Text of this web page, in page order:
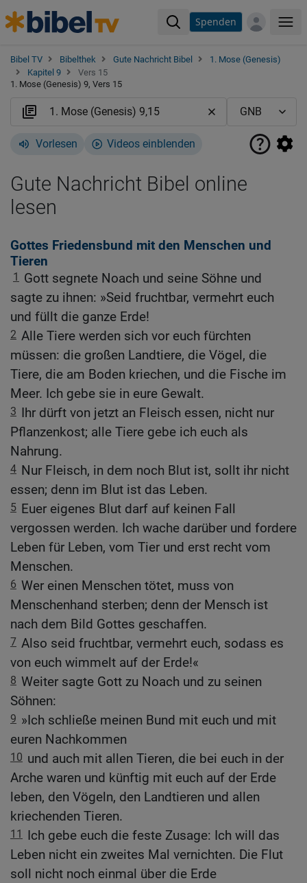
Spenden
Bibel TV Bibelthek Gute Nachricht Bibel
1. Mose (Genesis)
Kapitel 9
Vers 15
1. Mose (Genesis) 9, Vers 15
Vorlesen Videos einblenden
Gute Nachricht Bibel online
lesen
Gottes Friedensbund mit den Menschen und
Tieren
1
Gott segnete Noach und seine Söhne und
sagte zu ihnen: »Seid fruchtbar, vermehrt euch
und füllt die ganze Erde!
2 Alle Tiere werden sich vor euch fürchten
müssen: die großen Landtiere, die Vögel, die
Tiere, die am Boden kriechen, und die Fische im
Meer. Ich gebe sie in eure Gewalt.
3 Ihr dürft von jetzt an Fleisch essen, nicht nur
Pflanzenkost; alle Tiere gebe ich euch als
Nahrung.
4 Nur Fleisch, in dem noch Blut ist, sollt ihr nicht
essen; denn im Blut ist das Leben.
5 Euer eigenes Blut darf auf keinen Fall
vergossen werden. Ich wache darüber und fordere
Leben für Leben, vom Tier und erst recht vom
Menschen.
6 Wer einen Menschen tötet, muss von
Menschenhand sterben; denn der Mensch ist
nach dem Bild Gottes geschaffen.
7 Also seid fruchtbar, vermehrt euch, sodass es
von euch wimmelt auf der Erde!«
8 Weiter sagte Gott zu Noach und zu seinen
Söhnen:
9 »Ich schließe meinen Bund mit euch und mit
euren Nachkommen
10 und auch mit allen Tieren, die bei euch in der
Arche waren und künftig mit euch auf der Erde
leben, den Vögeln, den Landtieren und allen
kriechenden Tieren.
11
Ich gebe euch die feste Zusage: Ich will das
Leben nicht ein zweites Mal vernichten. Die Flut
soll nicht noch einmal über die Erde